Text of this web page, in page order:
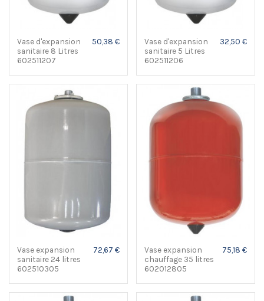
Vase d'expansion
sanitaire 8 Litres
602511207
50,38 €
Vase d'expansion
sanitaire 5 Litres
602511206
32,50 €
Vase expansion
sanitaire 24 litres
602510305
72,67 €
Vase expansion
chauffage 35 litres
602012805
75,18 €